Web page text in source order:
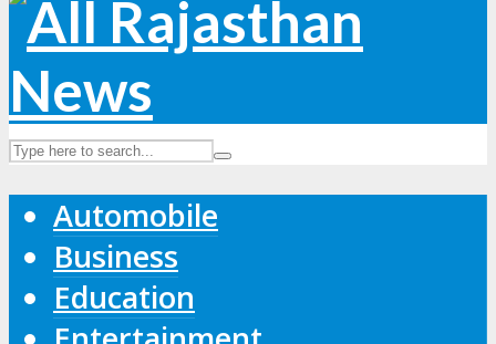
Automobile
Business
Education